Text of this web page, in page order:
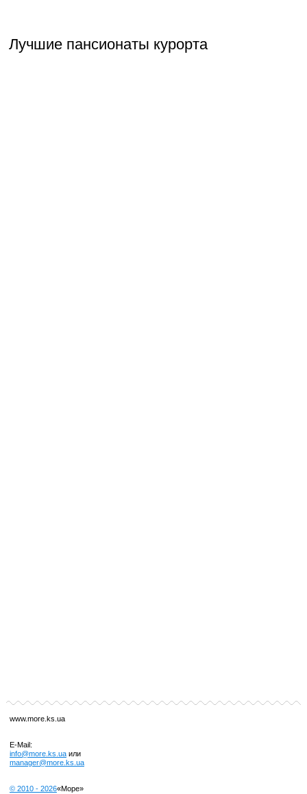
Лучшие пансионаты курорта
www.more.ks.ua
E-Mail:
info@more.ks.uaили
manager@more.ks.ua
© 2010 - 2026«Море»